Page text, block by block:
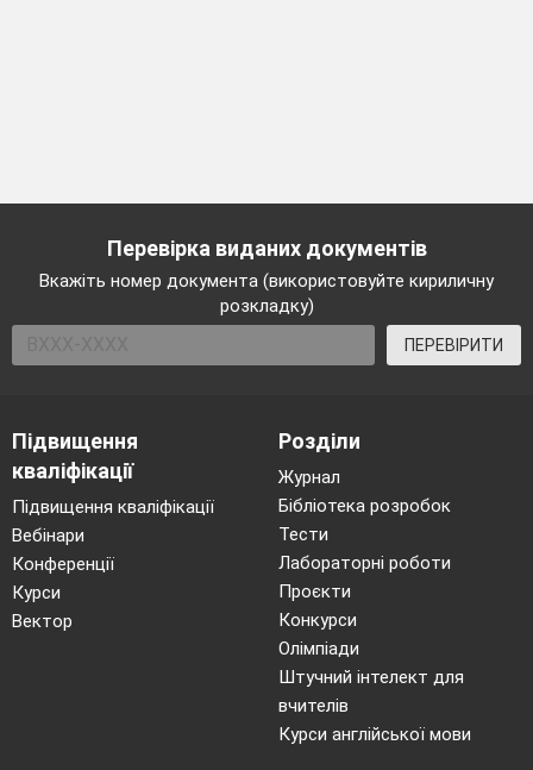
Перевірка виданих документів
Вкажіть номер документа (використовуйте кириличну
розкладку)
ПЕРЕВІРИТИ
Підвищення
кваліфікації
Підвищення кваліфікації
Вебінари
Конференції
Курси
Вектор
Розділи
Журнал
Бібліотека розробок
Тести
Лабораторні роботи
Проєкти
Конкурси
Олімпіади
Штучний інтелект для
вчителів
Курси англійської мови